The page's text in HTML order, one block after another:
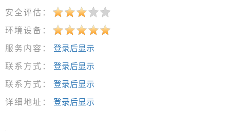
安全评估：
环境设备：
服务内容：
登录后显示
联系方式：
登录后显示
联系方式：
登录后显示
详细地址：
登录后显示